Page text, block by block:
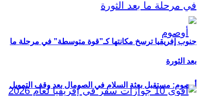
أوصوم: مستقبل بعثة السلام في الصومال بعد وقف التمويل
جنوب إفريقيا ترسخ مكانتها كـ”قوة متوسطة” في مرحلة ما
بعد الثورة